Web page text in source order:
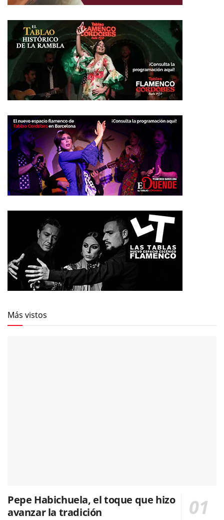
Más vistos
Pepe Habichuela, el toque que hizo
avanzar la tradición